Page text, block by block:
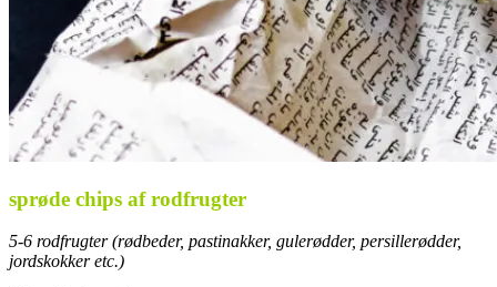
sprøde chips af rodfrugter
5-6 rodfrugter (rødbeder, pastinakker, gulerødder, persillerødder,
jordskokker etc.)